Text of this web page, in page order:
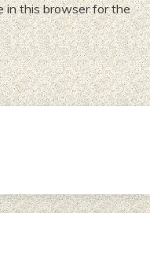
in this browser for the